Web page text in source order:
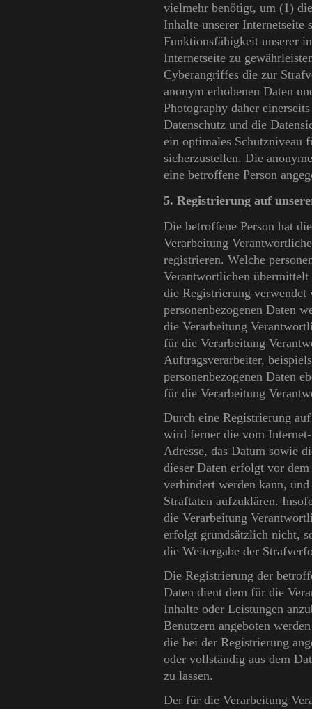
vielmehr benötigt, um (1)
Inhalte unserer
Funktionsfähigkeit unserer
Internetseite zu
Cyberangriffes die zur
anonym erhobenen Daten
Photography daher
Datenschutz und die
ein optimales Schutzniveau
sicherzustellen. Die
eine betroffene Person
5. Registrierung auf
Die betroffene Person hat
Verarbeitung
registrieren. Welche
Verantwortlichen
die Registrierung verwendet
personenbezogenen Daten
die Verarbeitung
für die Verarbeitung
Auftragsverarbeiter,
personenbezogenen Daten
für die Verarbeitung
Durch eine Registrierung
wird ferner die vom
Adresse, das Datum sowie
dieser Daten erfolgt vor
verhindert werden kann,
Straftaten aufzuklären.
die Verarbeitung
erfolgt grundsätzlich nicht,
die Weitergabe der
Die Registrierung der
Daten dient dem für die
Inhalte oder Leistungen
Benutzern angeboten
die bei der Registrierung
oder vollständig aus dem
zu lassen.
Der für die Verarbeitung